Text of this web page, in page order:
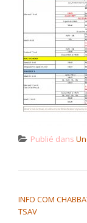
Publié dans
INFO COM
TSAV